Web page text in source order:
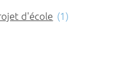
d'école (1)